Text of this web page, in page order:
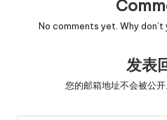
No comments yet. Why
发表
您的邮箱地址不会被公开